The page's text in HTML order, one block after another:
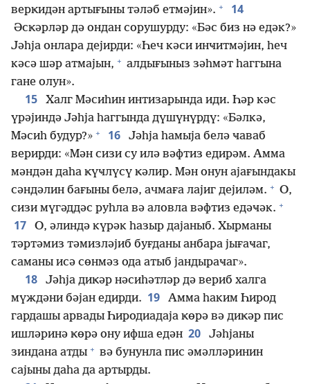
верҝидән артығыны тәләб етмәјин». + 14
Әсҝәрләр дә ондан сорушурду: «Бәс биз нә едәк?»
Јәһја онлара дејирди: «Һеч кәси инҹитмәјин, һеч
кәсә шәр атмајын, + алдығыныз зәһмәт һаггына
гане олун».
15
Халг Мәсиһин интизарында иди. Һәр кәс
үрәјиндә Јәһја һаггында дүшүнүрдү: «Бәлкә,
Мәсиһ будур?» + 16
Јәһја һамыја белә ҹаваб
верирди: «Мән сизи су илә вәфтиз едирәм. Амма
мәндән даһа ҝүҹлүсү ҝәлир. Мән онун ајағындакы
сәндәлин бағыны белә, ачмаға лајиг дејиләм. + О,
сизи мүгәддәс руһла вә аловла вәфтиз едәҹәк. +
17
О, әлиндә күрәк һазыр дајаныб. Хырманы
тәртәмиз тәмизләјиб буғданы анбара јығаҹаг,
саманы исә сөнмәз ода атыб јандыраҹаг».
18
Јәһја диҝәр нәсиһәтләр дә вериб халга
мүждәни бәјан едирди. 19
Амма һаким Һирод
гардашы арвады Һиродиадаја ҝөрә вә диҝәр пис
ишләринә ҝөрә ону ифша едән 20
Јәһјаны
зиндана атды + вә бунунла пис әмәлләринин
сајыны даһа да артырды.